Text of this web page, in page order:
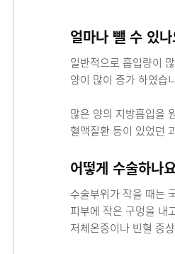
얼마나 뺄 수 있
일반적으로 흡입량이
양이 많이 증가 하였습
많은 양의 지방흡입을
혈액질환 등이 있었던
어떻게 수술하나
수술부위가 작을 때는
피부에 작은 구멍을 내
저체온증이나 빈혈 증